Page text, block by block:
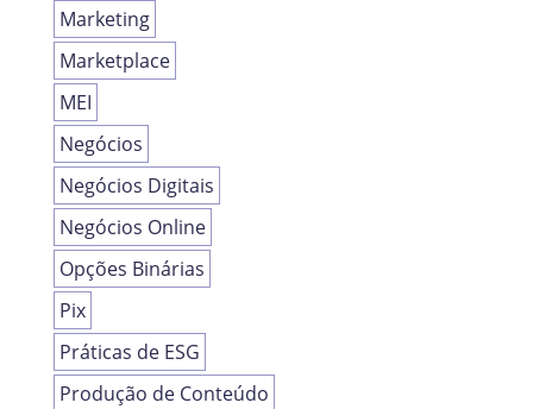
Marketing
Marketplace
MEI
Negócios
Negócios Digitais
Negócios Online
Opções Binárias
Pix
Práticas de ESG
Produção de Conteúdo